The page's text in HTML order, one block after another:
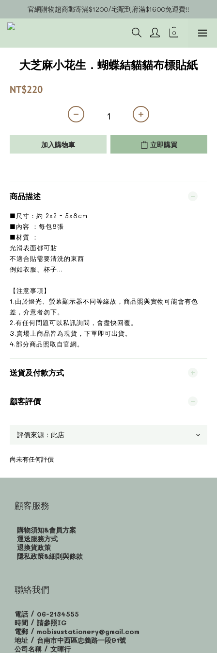
官網會員募集中~立即註冊即可獲得購物金$20!!!
官網購物超商郵寄滿$1200/宅配到府滿$1600免運費!!
官網會員募集中~立即註冊即可獲得購物金$20!!!
大芝麻小花生．蝴蝶結貓貓布標貼紙
NT$220
加入購物車 立即購買
商品描述
■尺寸：約 2x2 - 5x8cm
■內容 ：每包8張
■材質 ：
光滑表面都可貼
不適合貼需要清洗的東西
例如衣服、杯子...
【注意事項】
1.由於燈光、螢幕顯示器不同等緣故，商品照與實物可能會有色
差，介意者勿下。
2.有任何問題可以私訊詢問，會盡快回覆。
3.賣場上商品皆為現貨，下單即可出貨。
4.部分商品照取自官網。
送貨及付款方式
顧客評價
尚未有任何評價
顧客服務
購物須知&會員方案
運送服務方式
退換貨政策
隱私政策&細則與條款
聯絡我們
電話 / 06-2134555
時間 / 請參照IG
電郵 / mobisustationery@gmail.com
地址 / 台南市中西區忠義路一段91號
公司名稱 / 文暉行